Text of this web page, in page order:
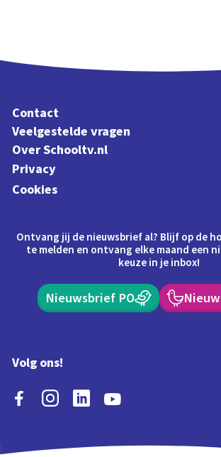
Contact
Veelgestelde vragen
Over Schooltv.nl
Privacy
Cookies
Ontvang jij de nieuwsbrief al? Blijf op de
te melden en ontvang elke maand een
keuze in je inbox!
Nieuwsbrief PO
Volg ons!